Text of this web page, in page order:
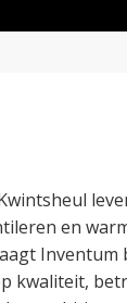
en
kwaliteit,